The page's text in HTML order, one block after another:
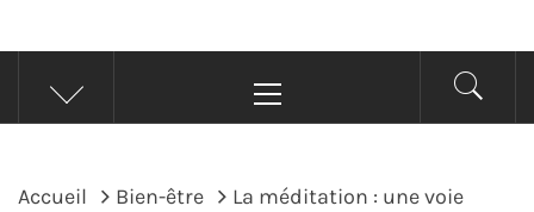
principal
Accueil Bien-être
La méditation : une voie